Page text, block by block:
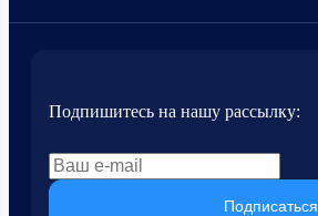
Подпишитесь на нашу рассылку:
Подписаться